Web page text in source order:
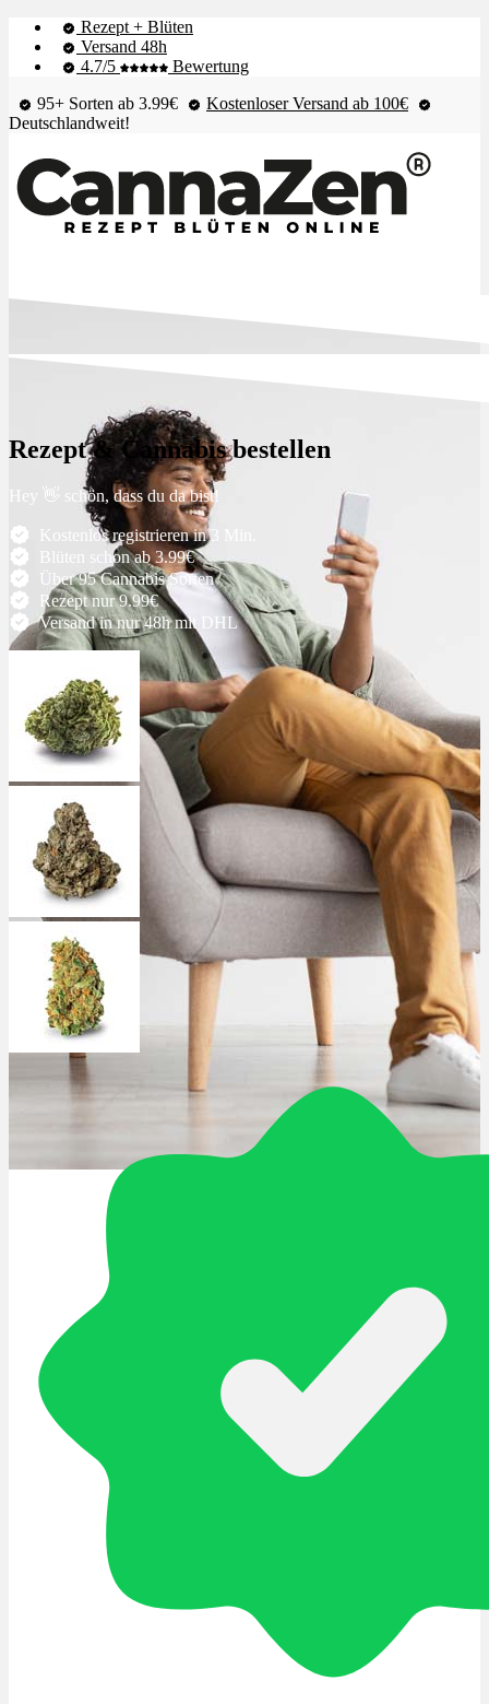
Rezept + Blüten
Versand 48h
4.7/5
Bewertung
95+ Sorten ab 3.99€
Kostenloser Versand ab 100€
Deutschlandweit!
Shop & Live-Bestand
Extrakte
Ablauf
Therapien
Alle Krankheiten
Chronische Schmerzen
Angststörungen
Chronische Migräne
Depressionen
Schlafstörungen
Cannabis Ärzte
Cannabis Rezept
Cannabis Apotheke
Wissen
Medizinisches Cannabis
Cannabinoide
THC
Rezept & Cannabis bestellen
Hey 👋 schön, dass du da bist!
Kostenlos registrieren in 3 Min.
Blüten schon ab 3.99€
Über 95 Cannabis Sorten
Rezept nur 9.99€
Versand in nur 48h mit DHL